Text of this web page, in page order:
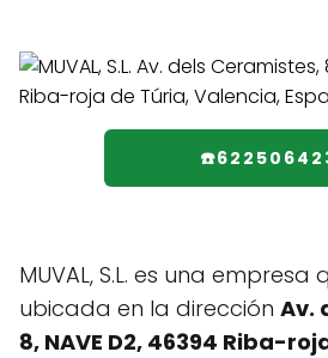
MUVAL, S.L. es una
ubicada en la dirección Av.
8, NAVE D2, 46394 Riba-